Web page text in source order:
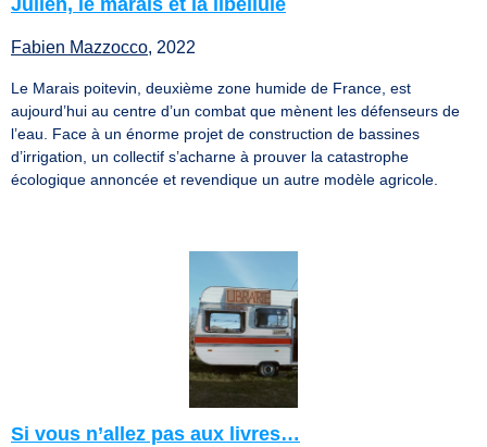
Fabien Mazzocco, 2022
Le Marais poitevin, deuxième zone humide de France, est
aujourd’hui au centre d’un combat que mènent les défenseurs de
l’eau. Face à un énorme projet de construction de bassines
d’irrigation, un collectif s’acharne à prouver la catastrophe
écologique annoncée et revendique un autre modèle agricole.
Si vous n’allez pas aux livres…